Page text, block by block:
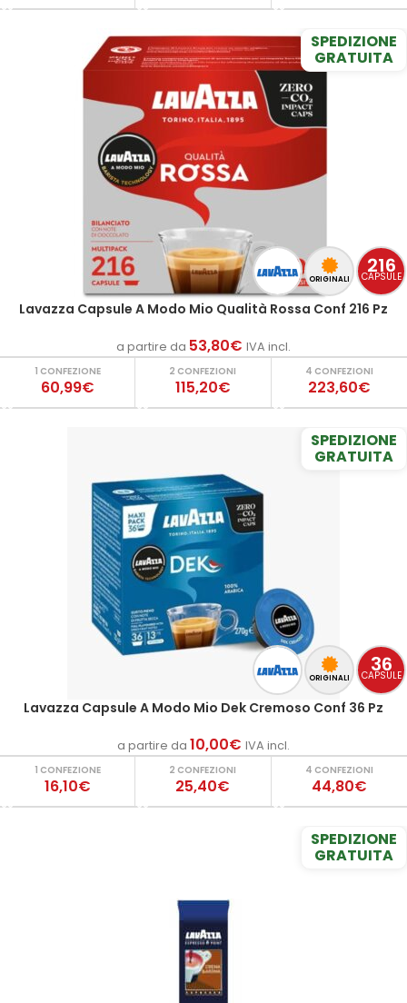
216
CAPSULE
ORIGINALI
SPEDIZIONE
GRATUITA
Lavazza Capsule A Modo Mio Qualità Rossa Conf 216 Pz
a partire da 53,80€ IVA incl.
1 CONFEZIONE
60,99€
2 CONFEZIONI
115,20€
4 CONFEZIONI
223,60€
36
CAPSULE
ORIGINALI
SPEDIZIONE
GRATUITA
Lavazza Capsule A Modo Mio Dek Cremoso Conf 36 Pz
a partire da 10,00€ IVA incl.
1 CONFEZIONE
16,10€
2 CONFEZIONI
25,40€
4 CONFEZIONI
44,80€
SPEDIZIONE
GRATUITA